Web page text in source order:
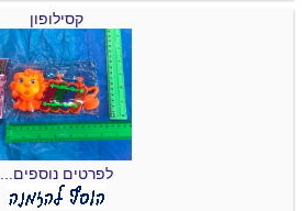
קסילופון
לפרטים נוספים...